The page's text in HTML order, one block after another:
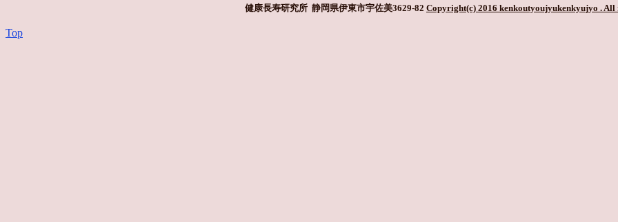
健康長寿研究所 静岡県伊東市宇佐美3629-82 Copyright(c) 2016 kenkoutyoujyukenkyujyo . All
Top